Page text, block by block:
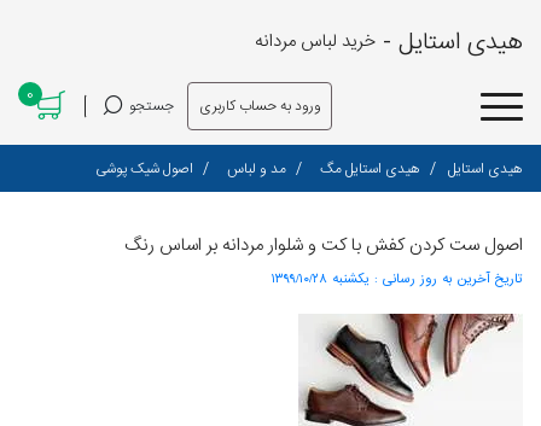
هیدی استایل - خرید لباس مردانه
ورود به حساب کاربری جستجو 0
هیدی استایل هیدی استایل مگ مد و لباس اصول شیک پوشی
اصول ست کردن کفش با کت و شلوار مردانه بر اساس رنگ
تاریخ آخرین به روز رسانی : ۱۳۹۹/۱۰/۲۸ یکشنبه